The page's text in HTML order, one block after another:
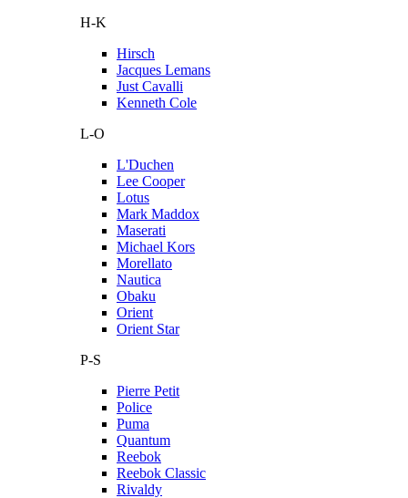
H-K
Hirsch
Jacques Lemans
Just Cavalli
Kenneth Cole
L-O
L'Duchen
Lee Cooper
Lotus
Mark Maddox
Maserati
Michael Kors
Morellato
Nautica
Obaku
Orient
Orient Star
P-S
Pierre Petit
Police
Puma
Quantum
Reebok
Reebok Classic
Rivaldy